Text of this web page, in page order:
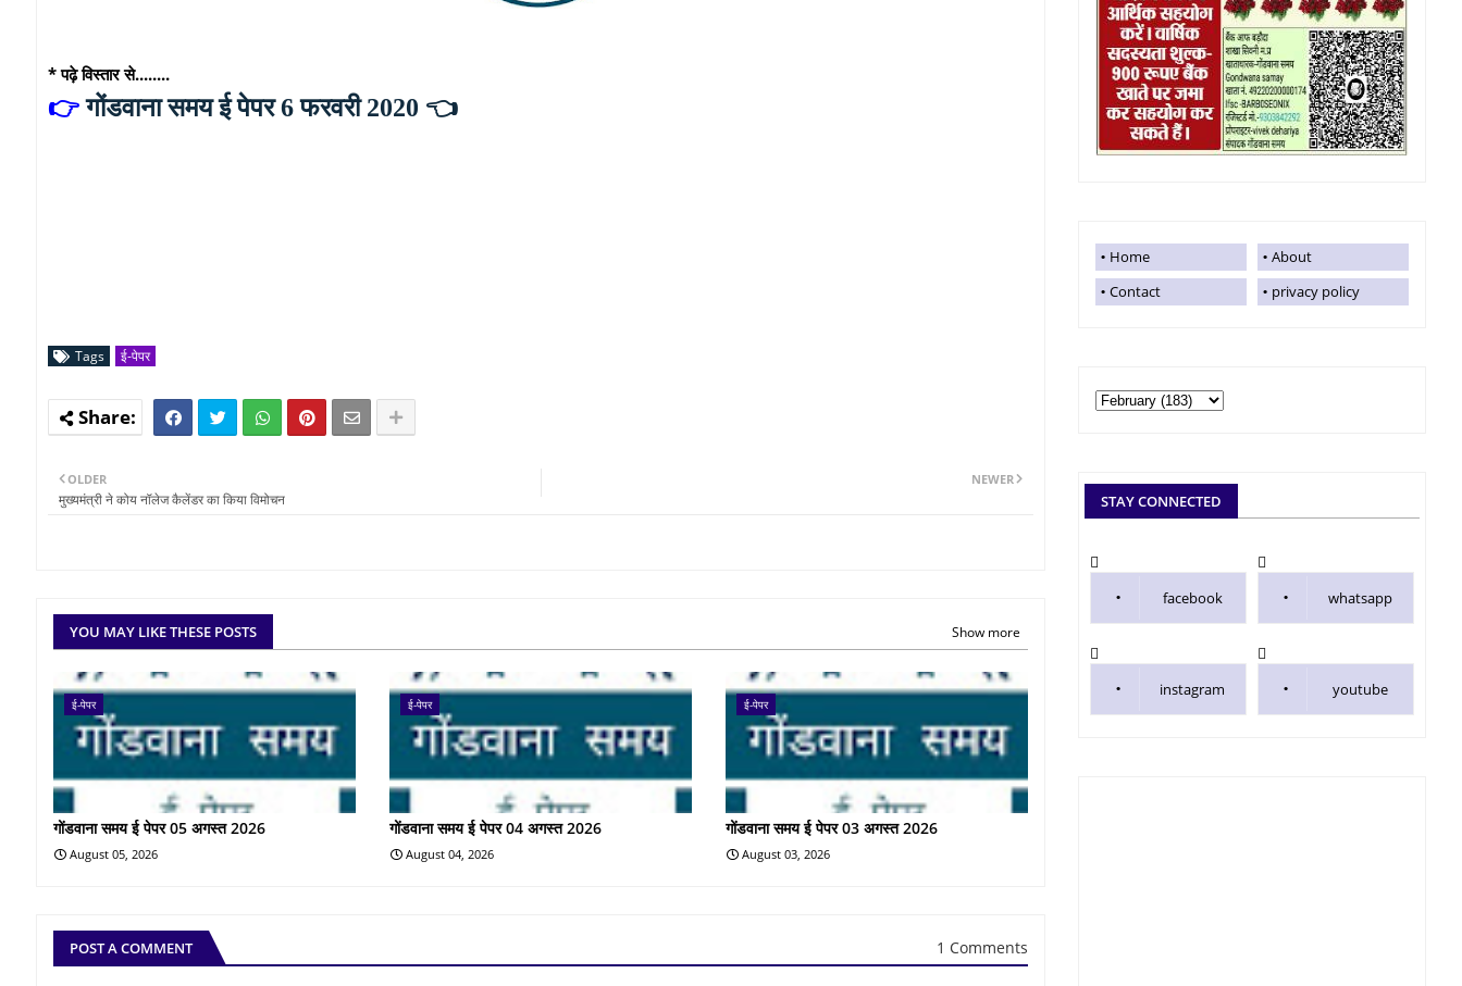
* पढ़े विस्तार से........
👉 गोंडवाना समय ई पेपर 6 फरवरी 2020 👈
Tags ई-पेपर
NEWER
OLDER
मुख्यमंत्री ने कोय नॉलेज कैलेंडर का किया विमोचन
YOU MAY LIKE THESE POSTS Show more
ई-पेपर
गोंडवाना समय ई पेपर 05 अगस्त 2026
August 05, 2026
ई-पेपर
गोंडवाना समय ई पेपर 04 अगस्त 2026
August 04, 2026
ई-पेपर
गोंडवाना समय ई पेपर 03 अगस्त 2026
August 03, 2026
POST A COMMENT 1 Comments
Home
About
Contact
privacy policy
STAY CONNECTED
facebook whatsapp
instagram youtube